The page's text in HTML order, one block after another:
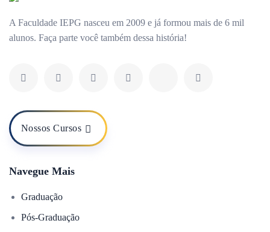
A Faculdade IEPG nasceu em 2009 e já formou mais de 6 mil
alunos. Faça parte você também dessa história!
Nossos Cursos
Navegue Mais
Graduação
Pós-Graduação